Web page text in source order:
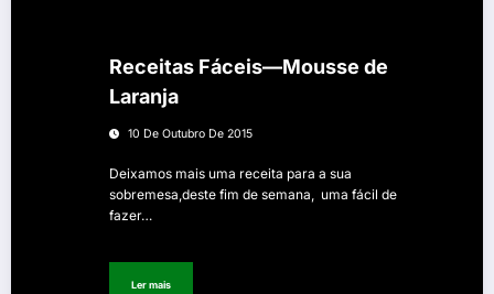
Receitas Fáceis—Mousse de
Laranja
10 De Outubro De 2015
Deixamos mais uma receita para a sua
sobremesa,deste fim de semana, uma fácil de
fazer…
Ler mais